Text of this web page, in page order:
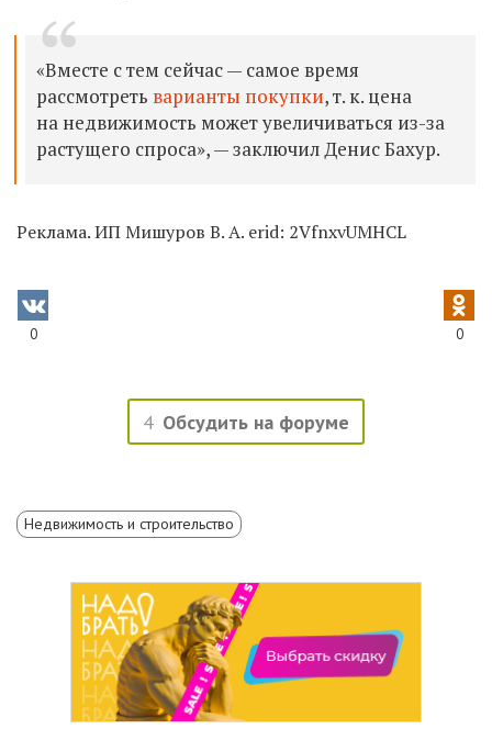
«Вместе с тем сейчас — самое время
рассмотреть варианты покупки, т. к. цена
на недвижимость может увеличиваться из-за
растущего спроса», — заключил Денис Бахур.
Реклама. ИП Мишуров В. А. erid: 2VfnxvUMHCL
0 0
4 Обсудить на форуме
Недвижимость и строительство